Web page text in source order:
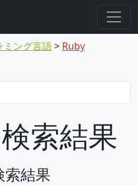
ミング言語
Ruby
索結果
結果